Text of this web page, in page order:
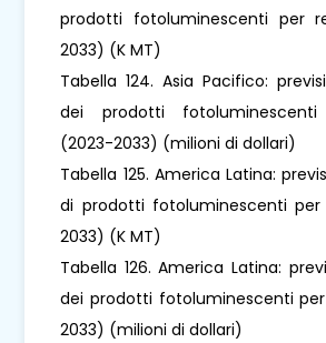
prodotti fotoluminescenti per
2033) (K MT)
Tabella 124. Asia Pacifico:
dei prodotti
(2023-2033) (milioni di dollari)
Tabella 125. America Latina:
di prodotti fotoluminescenti
2033) (K MT)
Tabella 126. America Latina:
dei prodotti fotoluminescenti
2033) (milioni di dollari)